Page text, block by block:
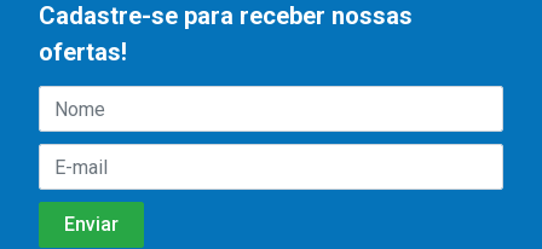
Cadastre-se para receber nossas
ofertas!